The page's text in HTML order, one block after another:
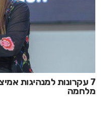
7 עקרונות למנהיגות
מלחמה